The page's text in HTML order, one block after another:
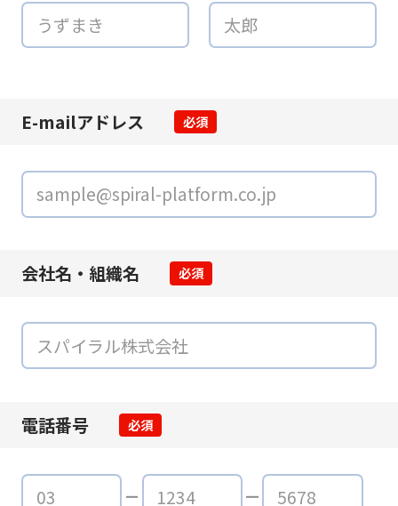
E-mailアドレス 必須
会社名・組織名 必須
電話番号 必須